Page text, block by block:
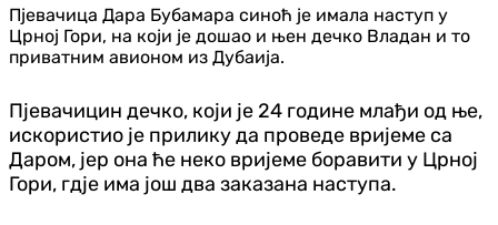
Пјевачица Дара Бубамара синоћ је имала наступ у
Црној Гори, на који је дошао и њен дечко Владан и то
приватним авионом из Дубаија.
Пјевачицин дечко, који је 24 године млађи од ње,
искористио је прилику да проведе вријеме са
Даром, јер она ће неко вријеме боравити у Црној
Гори, гдје има још два заказана наступа.